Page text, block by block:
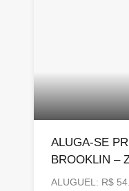
ALUGA-SE
BROOKLIN –
ALUGUEL: R$